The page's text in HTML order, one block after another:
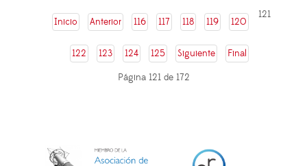
Inicio Anterior 116 117 118 119 120
121
122 123 124 125 Siguiente
Final
Página 121 de 172